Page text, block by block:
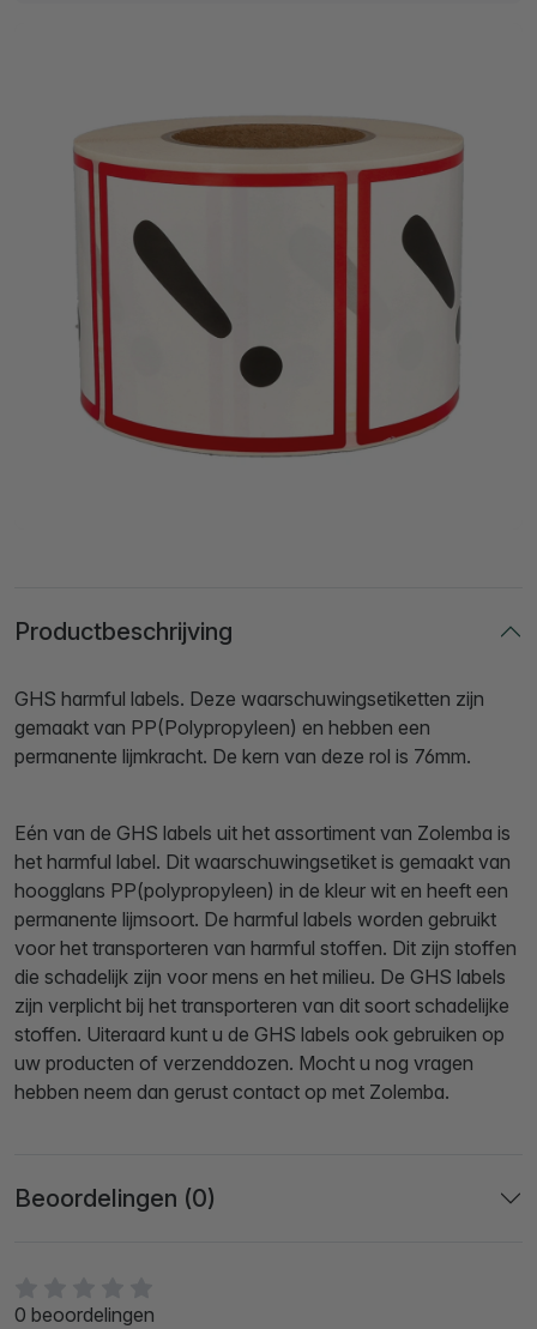
0 beoordelingen
Productbeschrijving
GHS harmful labels. Deze waarschuwingsetiketten zijn
gemaakt van PP(Polypropyleen) en hebben een
permanente lijmkracht. De kern van deze rol is 76mm.
Eén van de GHS labels uit het assortiment van Zolemba is
het harmful label. Dit waarschuwingsetiket is gemaakt van
hoogglans PP(polypropyleen) in de kleur wit en heeft een
permanente lijmsoort. De harmful labels worden gebruikt
voor het transporteren van harmful stoffen. Dit zijn stoffen
die schadelijk zijn voor mens en het milieu. De GHS labels
zijn verplicht bij het transporteren van dit soort schadelijke
stoffen. Uiteraard kunt u de GHS labels ook gebruiken op
uw producten of verzenddozen. Mocht u nog vragen
hebben neem dan gerust contact op met Zolemba.
Beoordelingen (0)